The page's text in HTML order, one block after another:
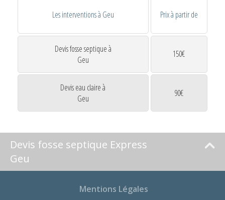
Les interventions à Geu Prix à partir de
Devis fosse septique à
Geu
150€
Devis eau claire à
Geu
90€
Devis fosse septique Express
Geu
Mentions Légales